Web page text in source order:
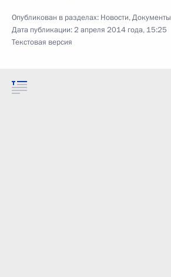
Опубликован в разделах: Новости,Документы
Дата публикации:2 апреля 2014 года, 15:25
Текстовая версия